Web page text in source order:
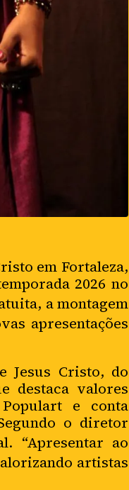
em Fortaleza,
2026 no
a montagem
apresentações
Cristo, do
destaca valores
e conta
o diretor
“Apresentar ao
artistas